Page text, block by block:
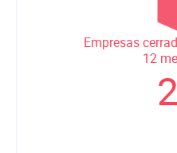
Empresas
12